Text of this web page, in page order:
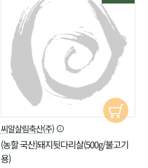
씨알살림축산(주)
(농할 국산)돼지뒷다리살(500g/불고기
용)